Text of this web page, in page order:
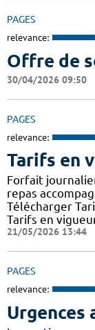
PAGES
relevance:
Offre de
30/04/2026 09:50
PAGES
relevance:
Tarifs en
Forfait
repas
Télécharger
Tarifs en
21/05/2026 13:44
PAGES
relevance:
Urgences